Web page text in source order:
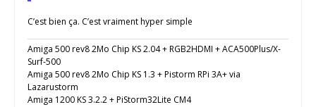
C’est bien ça. C’est vraiment hyper simple
Amiga 500 rev8 2Mo Chip KS 2.04 + RGB2HDMI + ACA500Plus/X-
Surf-500
Amiga 500 rev8 2Mo Chip KS 1.3 + Pistorm RPi 3A+ via
Lazarustorm
Amiga 1200 KS 3.2.2 + PiStorm32Lite CM4